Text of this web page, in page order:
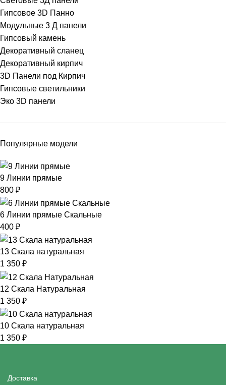
Гипсовое 3D Панно
Модульные 3 Д панели
Гипсовый камень
Декоративный сланец
Декоративный кирпич
3D Панели под Кирпич
Гипсовые светильники
Эко 3D панели
Популярные модели
9 Линии прямые
800 ₽
6 Линии прямые Скальные
400 ₽
13 Скала натуральная
1 350 ₽
12 Скала Натуральная
1 350 ₽
10 Скала натуральная
1 350 ₽
Доставка